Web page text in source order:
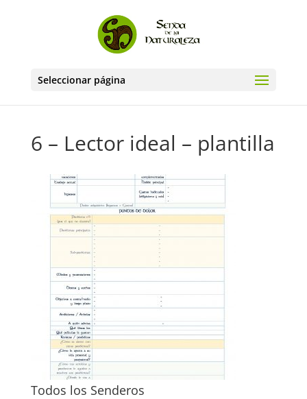
Seleccionar página
6 – Lector ideal – plantilla
Todos los Senderos